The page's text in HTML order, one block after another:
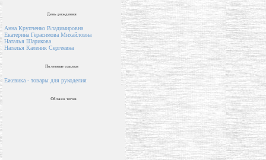
День рождения
Анна Крупченко Владимировна
Екатерина Герасимова Михайловна
Наталья Шарикова
Наталья Каленик Сергеевна
Полезные ссылки
Ежевика - товары для рукоделия
Облако тегов